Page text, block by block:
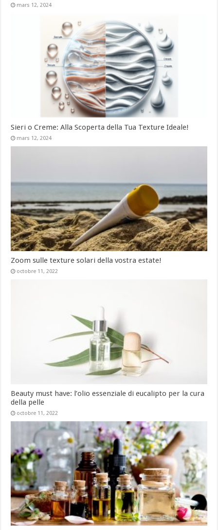
mars 12, 2024
Sieri o Creme: Alla Scoperta della Tua Texture Ideale!
mars 12, 2024
Zoom sulle texture solari della vostra estate!
octobre 11, 2022
Beauty must have: l’olio essenziale di eucalipto per la cura
della pelle
octobre 11, 2022